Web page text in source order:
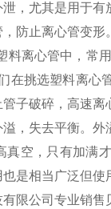
，尤其是用于
防止离心管变
料离心管中，常
在挑选塑料离
子破碎，高速
，失去平衡。
真空，只有加满
是相当广泛但
限公司专业销